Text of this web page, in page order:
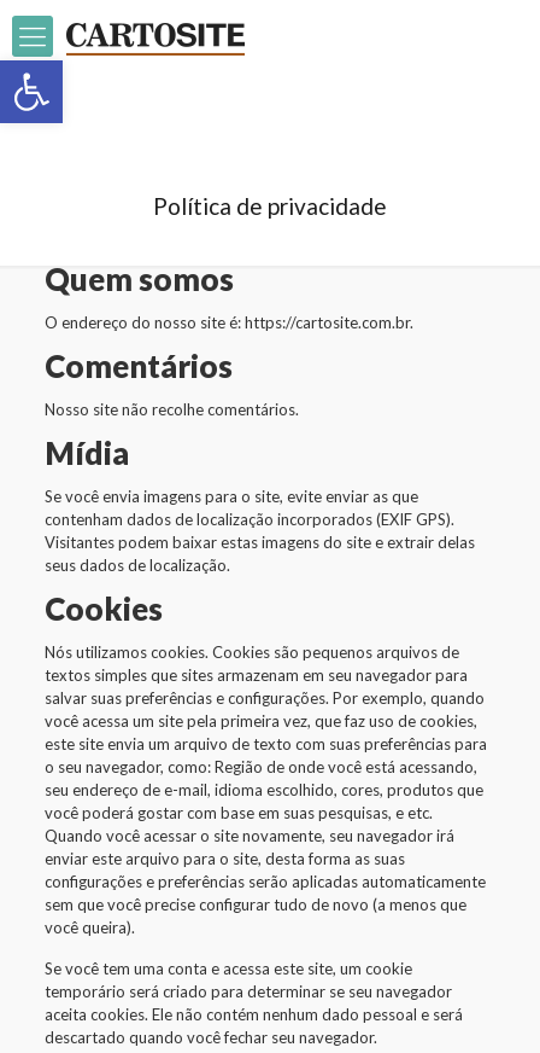
Open toolbar
Política de privacidade
Quem somos
O endereço do nosso site é: https://cartosite.com.br.
Comentários
Nosso site não recolhe comentários.
Mídia
Se você envia imagens para o site, evite enviar as que
contenham dados de localização incorporados (EXIF GPS).
Visitantes podem baixar estas imagens do site e extrair delas
seus dados de localização.
Cookies
Nós utilizamos cookies. Cookies são pequenos arquivos de
textos simples que sites armazenam em seu navegador para
salvar suas preferências e configurações. Por exemplo, quando
você acessa um site pela primeira vez, que faz uso de cookies,
este site envia um arquivo de texto com suas preferências para
o seu navegador, como: Região de onde você está acessando,
seu endereço de e-mail, idioma escolhido, cores, produtos que
você poderá gostar com base em suas pesquisas, e etc.
Quando você acessar o site novamente, seu navegador irá
enviar este arquivo para o site, desta forma as suas
configurações e preferências serão aplicadas automaticamente
sem que você precise configurar tudo de novo (a menos que
você queira).
Se você tem uma conta e acessa este site, um cookie
temporário será criado para determinar se seu navegador
aceita cookies. Ele não contém nenhum dado pessoal e será
descartado quando você fechar seu navegador.